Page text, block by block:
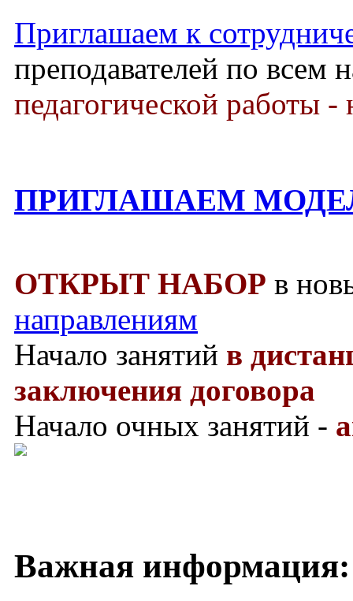
Приглашаем к
преподавателей по всем
педагогической работы -
ПРИГЛАШАЕМ
ОТКРЫТ НАБОР в
направлениям
Начало занятий в
заключения договора
Начало очных занятий -
Важная информация: